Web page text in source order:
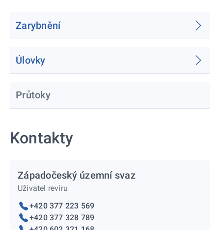
Zarybnění
Úlovky
Průtoky
Kontakty
Západočeský územní svaz
Uživatel revíru
+420 377 223 569
+420 377 328 789